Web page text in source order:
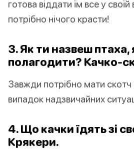
готова віддати їм все у своїй
потрібно нічого красти!
3. Як ти назвеш
полагодити? Качко-
Завжди потрібно мати скотч
випадок надзвичайних
4. Що качки їдять зі
Крякери.